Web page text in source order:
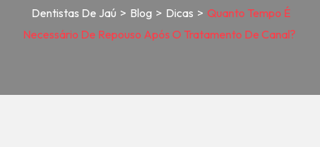
Dentistas De Jaú > Blog > Dicas > Quanto Tempo É
Necessário De Repouso Após O Tratamento De Canal?